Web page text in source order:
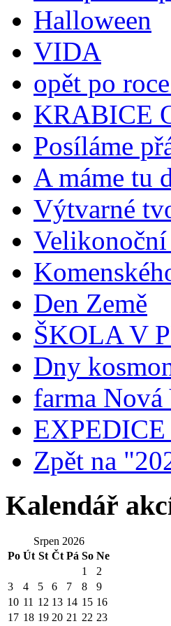
Halloween
VIDA
opět po
KRABICE
Posíláme
A máme tu
Výtvarné
Den Země
ŠKOLA V
Dny
farma Nová
Zpět na
Kalendář
Srpen 2026
Po Út St Čt Pá So Ne
1
2
3
4 5 6 7 8
9
10 11 12 13 14 15 16
17 18 19 20 21 22 23